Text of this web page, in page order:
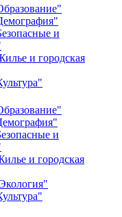
и
и городская
и
и городская